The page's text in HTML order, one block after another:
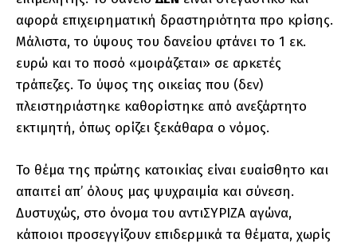
αφορά επιχειρηματική δραστηριότητα προ κρίσης.
Μάλιστα, το ύψους του δανείου φτάνει το 1 εκ.
ευρώ και το ποσό «μοιράζεται» σε αρκετές
τράπεζες. Το ύψος της οικείας που (δεν)
πλειστηριάστηκε καθορίστηκε από ανεξάρτητο
εκτιμητή, όπως ορίζει ξεκάθαρα ο νόμος.
Το θέμα της πρώτης κατοικίας είναι ευαίσθητο και
απαιτεί απ’ όλους μας ψυχραιμία και σύνεση.
Δυστυχώς, στο όνομα του αντιΣΥΡΙΖΑ αγώνα,
κάποιοι προσεγγίζουν επιδερμικά τα θέματα, χωρίς